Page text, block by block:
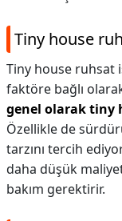
Tiny house
Tiny house ruhsat
faktöre bağlı
genel olarak tiny
Özellikle de
tarzını tercih
daha düşük
bakım gerektirir.